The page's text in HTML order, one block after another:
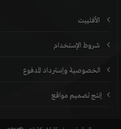
الأفلييت
شروط الإستخدام
الخصوصية وإسترداد المدفوع
إنتج تصميم مواقع